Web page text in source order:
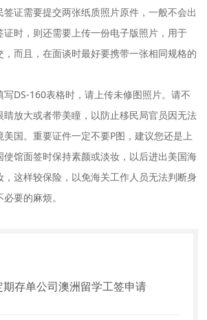
证需要提交两张纸质照片原件，一般不会出
时，则还需要上传一份电子版照片，用于
，而且，在面谈时最好要携带一张相同规格的
DS-160表格时，请上传未修图照片。请不
放大或者带美瞳，以防止移民局官员因无法
国。重要证件一定不要P图，建议您还是上
馆面签时保持素颜或淡妆，以后进出美国海
，这样较保险，以免海关工作人员无法判断身
要的麻烦。
存单公司澳洲留学工签申请